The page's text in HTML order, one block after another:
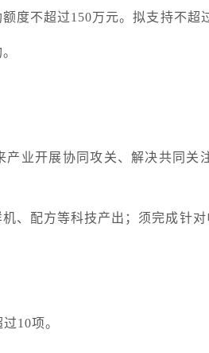
度不超过150万元。拟支持不超
业开展协同攻关、解决共同
、配方等科技产出；须完成针
过10项。